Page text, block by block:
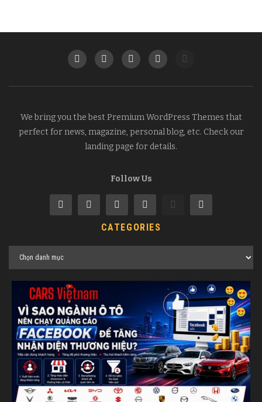
We bring you the best Premium WordPress Themes that
perfect for news, magazine, personal blog, etc. Check our
landing page for details.
Follow Us
CATEGORIES
Categories